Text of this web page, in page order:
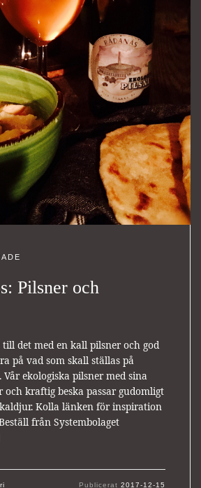
Pilsner och
till det med en kall pilsner och god
på vad som skall ställas på
ekologiska pilsner med sina
kraftig beska passar gudomligt
Kolla länken för inspiration
från Systembolaget
Publicerat2017-12-15